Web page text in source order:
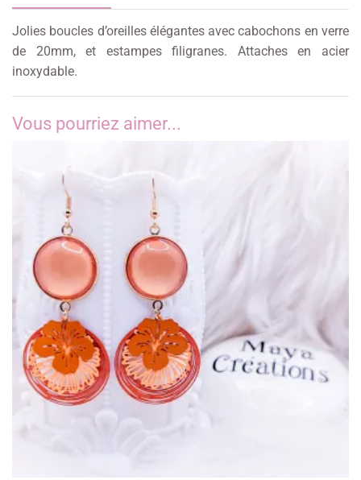
Jolies boucles d’oreilles élégantes avec cabochons en verre
de 20mm, et estampes filigranes. Attaches en acier
inoxydable.
Vous pourriez aimer...